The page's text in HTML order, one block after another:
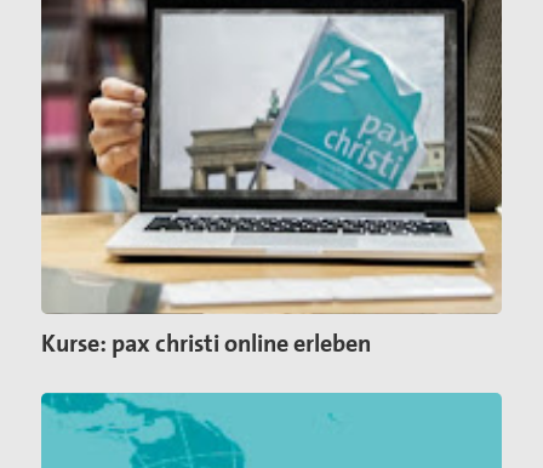
Kurse: pax christi online erleben